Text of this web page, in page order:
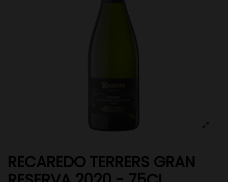
RECAREDO TERRERS GRAN